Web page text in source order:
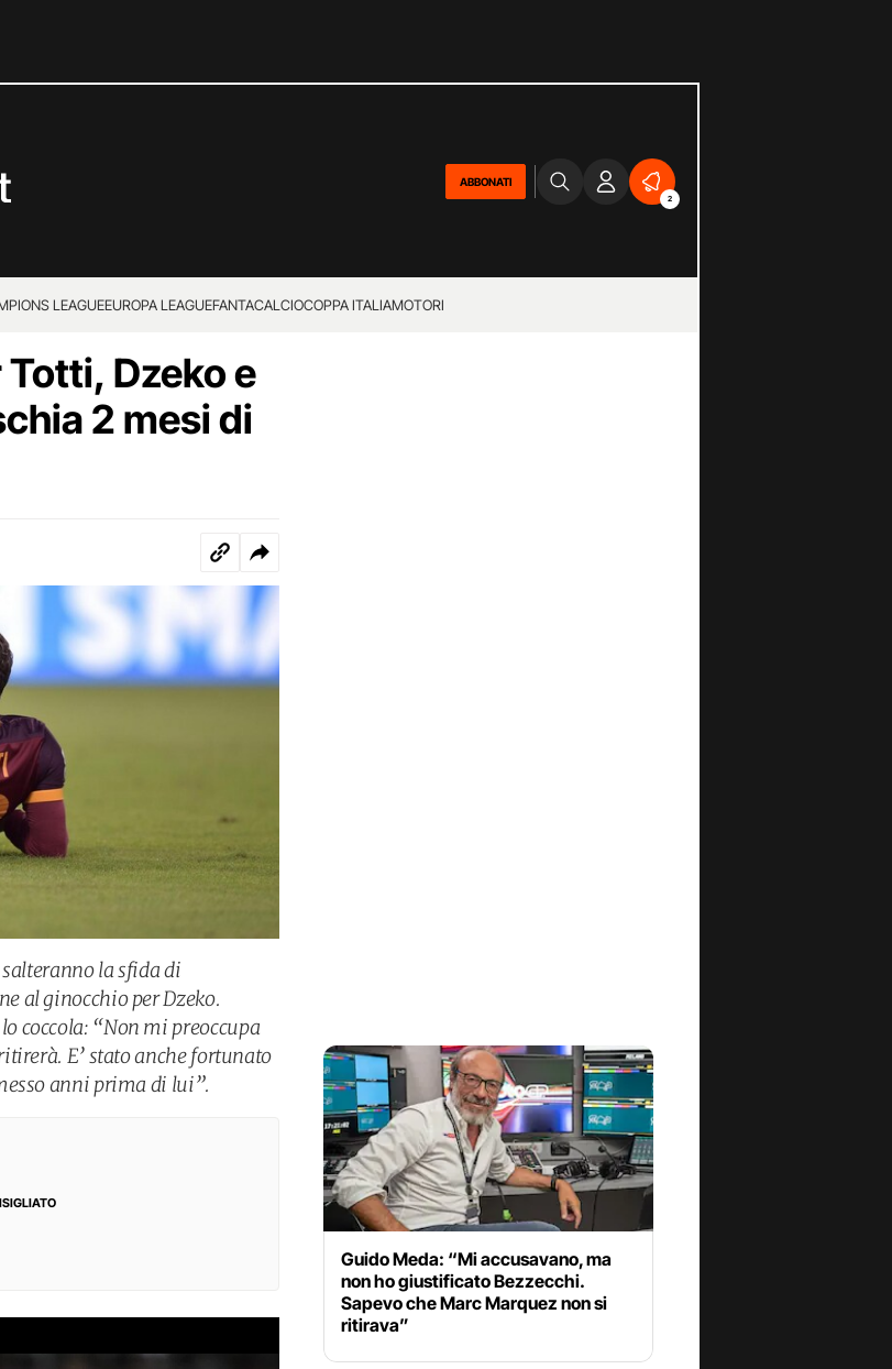
ABBONATI
2
LEAGUEEUROPA LEAGUEFANTACALCIOCOPPA ITALIAMOTORI
Dzeko e
2 mesi di
la sfida di
al ginocchio per Dzeko.
coccola: “Non mi preoccupa
E’ stato anche fortunato
anni prima di lui”.
Guido Meda: “Mi accusavano, ma
non ho giustificato Bezzecchi.
Sapevo che Marc Marquez non si
ritirava”